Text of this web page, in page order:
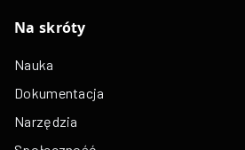
Na skróty
Nauka
Dokumentacja
Narzędzia